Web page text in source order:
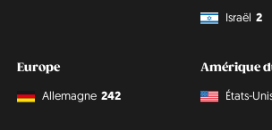
Israël 2
Europe
Allemagne 242
Amérique
États-